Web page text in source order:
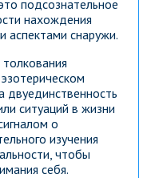
подсознательное
нахождения
аспектами снаружи.
двуединственность
ситуаций в жизни
о
изучения
чтобы
себя.